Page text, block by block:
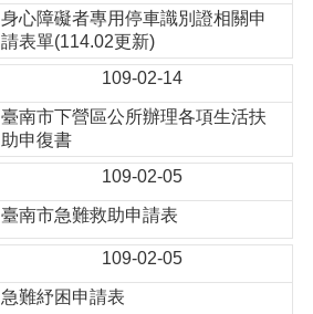
身心障礙者專用停車識別證相關申
請表單(114.02更新)
109-02-14
臺南市下營區公所辦理各項生活扶
助申復書
109-02-05
臺南市急難救助申請表
109-02-05
急難紓困申請表